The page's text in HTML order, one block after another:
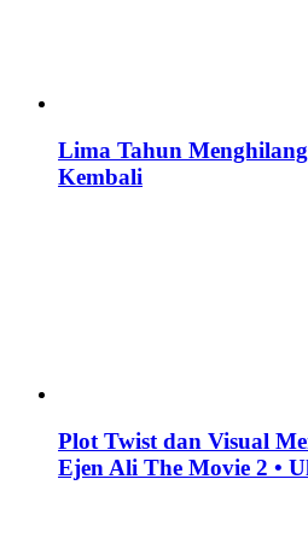
Lima Tahun
Kembali
Plot Twist dan Visual
Ejen Ali The Movie 2 •